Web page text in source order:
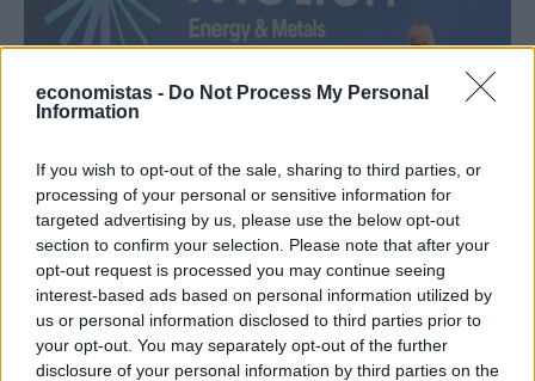
economistas - Do Not Process My Personal
Information
If you wish to opt-out of the sale, sharing to third parties, or
processing of your personal or sensitive information for
targeted advertising by us, please use the below opt-out
section to confirm your selection. Please note that after your
opt-out request is processed you may continue seeing
interest-based ads based on personal information utilized by
us or personal information disclosed to third parties prior to
your opt-out. You may separately opt-out of the further
disclosure of your personal information by third parties on the
ΕΠΙΧΕΙΡΗΣΕΙΣ
Metlen: Ρεκόρ εξαμήνου με EBITDA 550 εκατ.
ευρώ και στόχο έως 1,15 δισ.
Σε ισχυρή αναπτυξιακή τροχιά επέστρεψε η Metlen στο πρώτο
εξάμηνο του 2026, καταγράφοντας ιστορικά υψηλά επίπεδα σε
έσοδα, λειτουργική κερδοφορία και καθαρά κέρδη.
NEWSROOM/ 06 Αυγ 2026